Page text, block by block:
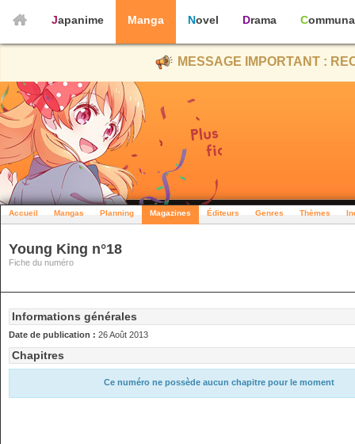
Japanime Manga Novel Drama
MESSAGE IMPORTANT :
Accueil Mangas Planning Magazines Éditeurs Genres Thèmes
Young King n°18
Fiche du numéro
Informations générales
Date de publication : 26 Août 2013
Chapitres
Ce numéro ne possède aucun chapitre pour le moment